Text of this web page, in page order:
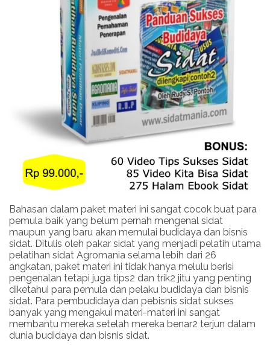
Bahasan dalam paket materi ini sangat cocok buat para
pemula baik yang belum pernah mengenal sidat
maupun yang baru akan memulai budidaya dan bisnis
sidat. Ditulis oleh pakar sidat yang menjadi pelatih utama
pelatihan sidat Agromania selama lebih dari 26
angkatan, paket materi ini tidak hanya melulu berisi
pengenalan tetapi juga tips2 dan trik2 jitu yang penting
diketahui para pemula dan pelaku budidaya dan bisnis
sidat. Para pembudidaya dan pebisnis sidat sukses
banyak yang mengakui materi-materi ini sangat
membantu mereka setelah mereka benar2 terjun dalam
dunia budidaya dan bisnis sidat.